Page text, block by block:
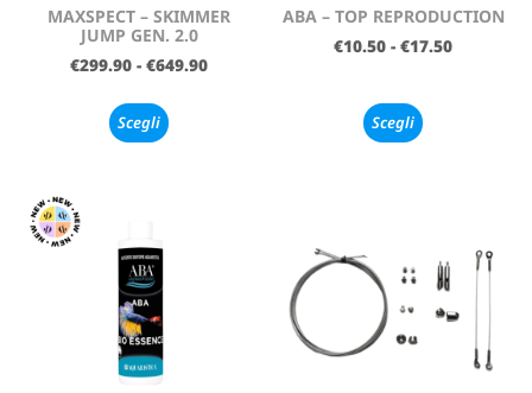
MAXSPECT – SKIMMER
JUMP GEN. 2.0
€299.90 - €649.90
Scegli
ABA – TOP REPRODUCTION
€10.50 - €17.50
Scegli